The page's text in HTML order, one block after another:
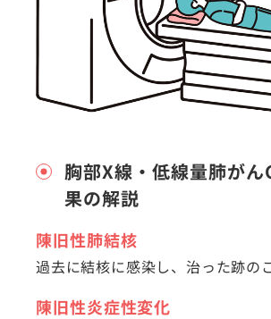
胸部X線・低線量肺が
果の解説
陳旧性肺結核
過去に結核に感染し、治った跡の
陳旧性炎症性変化